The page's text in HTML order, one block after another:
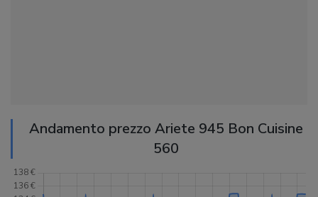
Andamento prezzo Ariete 945 Bon Cuisine
560